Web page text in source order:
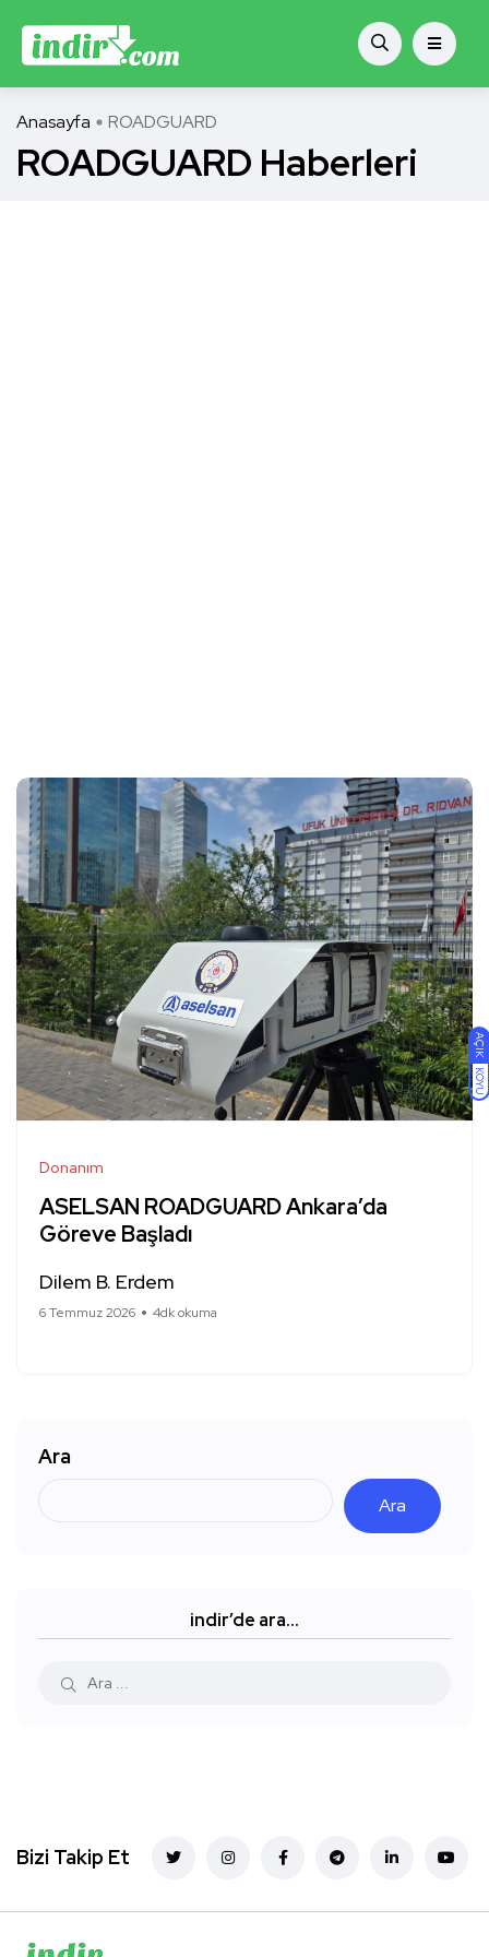
AÇIK
KOYU
Anasayfa ROADGUARD
ROADGUARD Haberleri
Donanım
ASELSAN ROADGUARD Ankara’da
Göreve Başladı
Dilem B. Erdem
6 Temmuz 2026 4dk okuma
Ara
Ara
indir’de ara…
Bizi Takip Et